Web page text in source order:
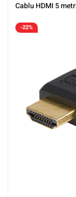
Cablu HDMI 5
-22%